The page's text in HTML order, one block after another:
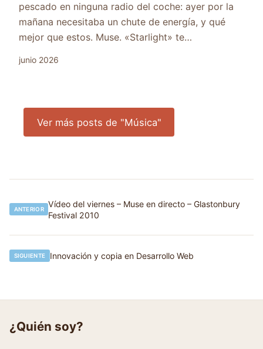
pescado en ninguna radio del coche: ayer por la
mañana necesitaba un chute de energía, y qué
mejor que estos. Muse. «Starlight» te…
junio 2026
Ver más posts de "Música"
Navegación
de
entradas
ANTERIOR
Vídeo del viernes – Muse en directo – Glastonbury
Festival 2010
SIGUIENTE Innovación y copia en Desarrollo Web
¿Quién soy?